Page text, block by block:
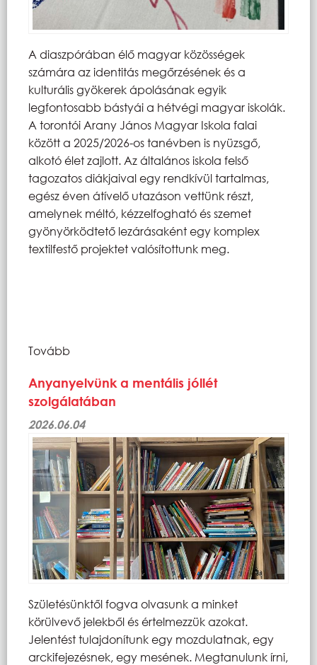
A diaszpórában élő magyar közösségek
számára az identitás megőrzésének és a
kulturális gyökerek ápolásának egyik
legfontosabb bástyái a hétvégi magyar iskolák.
A torontói Arany János Magyar Iskola falai
között a 2025/2026-os tanévben is nyüzsgő,
alkotó élet zajlott. Az általános iskola felső
tagozatos diákjaival egy rendkívül tartalmas,
egész éven átívelő utazáson vettünk részt,
amelynek méltó, kézzelfogható és szemet
gyönyörködtető lezárásaként egy komplex
textilfestő projektet valósítottunk meg.
Tovább
Anyanyelvünk a mentális jóllét
szolgálatában
2026.06.04
Születésünktől fogva olvasunk a minket
körülvevő jelekből és értelmezzük azokat.
Jelentést tulajdonítunk egy mozdulatnak, egy
arckifejezésnek, egy mesének. Megtanulunk írni,